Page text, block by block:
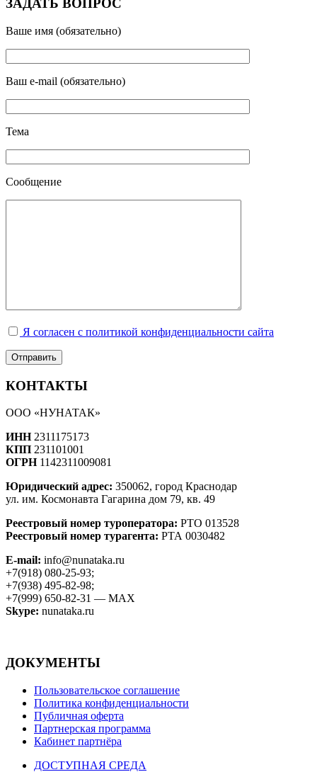
ЗАДАТЬ ВОПРОС
Ваше имя (обязательно)
Ваш e-mail (обязательно)
Тема
Сообщение
Я согласен с политикой конфиденциальности сайта
КОНТАКТЫ
ООО «НУНАТАК»
ИНН2311175173
КПП 231101001
ОГРН1142311009081
Юридический адрес: 350062, город Краснодар
ул. им. Космонавта Гагарина дом 79, кв. 49
Реестровый номер туроператора: РТО 013528
Реестровый номер турагента: РТА 0030482
E-mail: info@nunataka.ru
+7(918) 080-25-93;
+7(938) 495-82-98;
+7(999) 650-82-31 — MAX
Skype: nunataka.ru
ДОКУМЕНТЫ
Пользовательское соглашение
Политика конфиденциальности
Публичная оферта
Партнерская программа
Кабинет партнёра
ДОСТУПНАЯ СРЕДА